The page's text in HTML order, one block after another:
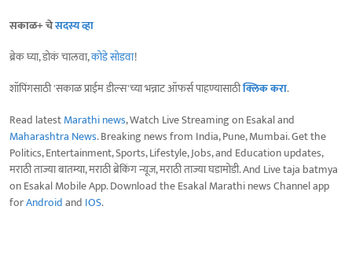
सकाळ+ चेसदस्य व्हा
ब्रेक घ्या, डोकं चालवा,कोडे सोडवा!
शॉपिंगसाठी 'सकाळ प्राईम डील्स'च्या भन्नाट ऑफर्स पाहण्यासाठीक्लिक करा.
Read latestMarathi news, Watch Live Streaming on Esakal and
Maharashtra News. Breaking news from India, Pune, Mumbai. Get the
Politics, Entertainment, Sports, Lifestyle, Jobs, and Education updates,
मराठी ताज्या बातम्या, मराठी ब्रेकिंग न्यूज, मराठी ताज्या घडामोडी. And Live taja batmya
on Esakal Mobile App. Download the Esakal Marathi news Channel app
forAndroidand IOS.